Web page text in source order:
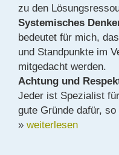
zu den
Systemisches
bedeutet für mich,
und Standpunkte im
mitgedacht werden.
Achtung und
Jeder ist Spezialist
gute Gründe dafür,
» weiterlesen